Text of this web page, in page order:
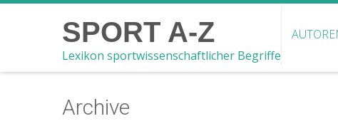
SPORT A-Z
Lexikon sportwissenschaftlicher Begriffe
Archive